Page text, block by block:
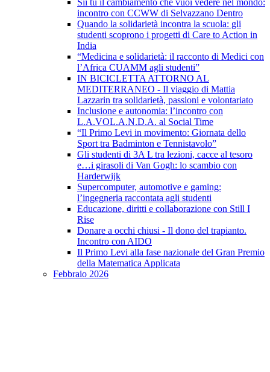
Sii tu il cambiamento che vuoi vedere nel mondo:
incontro con CCWW di Selvazzano Dentro
Quando la solidarietà incontra la scuola: gli
studenti scoprono i progetti di Care to Action in
India
“Medicina e solidarietà: il racconto di Medici con
l’Africa CUAMM agli studenti”
IN BICICLETTA ATTORNO AL
MEDITERRANEO - Il viaggio di Mattia
Lazzarin tra solidarietà, passioni e volontariato
Inclusione e autonomia: l’incontro con
L.A.VOL.A.N.D.A. al Social Time
“Il Primo Levi in movimento: Giornata dello
Sport tra Badminton e Tennistavolo”
Gli studenti di 3A L tra lezioni, cacce al tesoro
e…i girasoli di Van Gogh: lo scambio con
Harderwijk
Supercomputer, automotive e gaming:
l’ingegneria raccontata agli studenti
Educazione, diritti e collaborazione con Still I
Rise
Donare a occhi chiusi - Il dono del trapianto.
Incontro con AIDO
Il Primo Levi alla fase nazionale del Gran Premio
della Matematica Applicata
Febbraio 2026